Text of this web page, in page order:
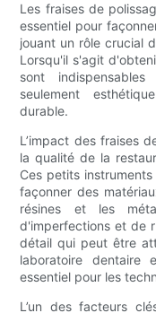
Les fraises de
essentiel pour
jouant un rôle crucial
Lorsqu'il s'agit
sont
seulement
durable.
L’impact des fraises
la qualité de la
Ces petits
façonner des
résines et les
d'imperfections et de
détail qui peut être
laboratoire
essentiel pour les
L’un des facteurs